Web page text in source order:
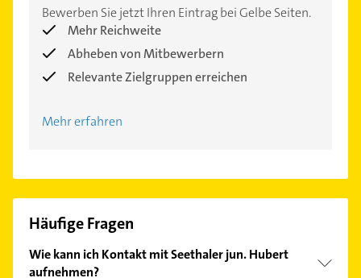
Bewerben Sie jetzt Ihren Eintrag bei Gelbe Seiten.
Mehr Reichweite
Abheben von Mitbewerbern
Relevante Zielgruppen erreichen
Mehr erfahren
Häufige Fragen
Wie kann ich Kontakt mit Seethaler jun. Hubert
aufnehmen?